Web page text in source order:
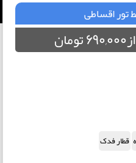
دبی
تور اقساطی
قطار فدک